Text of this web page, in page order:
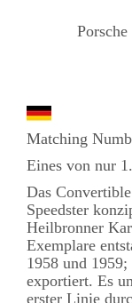
Matching
Eines von nur
Das
Speedster
Heilbronner
Exemplare
1958 und
exportiert. Es
erster Linie